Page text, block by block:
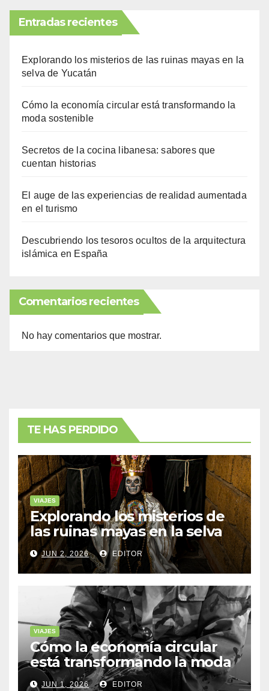
Entradas recientes
Explorando los misterios de las ruinas mayas en la
selva de Yucatán
Cómo la economía circular está transformando la
moda sostenible
Secretos de la cocina libanesa: sabores que
cuentan historias
El auge de las experiencias de realidad aumentada
en el turismo
Descubriendo los tesoros ocultos de la arquitectura
islámica en España
Comentarios recientes
No hay comentarios que mostrar.
TE HAS PERDIDO
VIAJES
Explorando los misterios de
las ruinas mayas en la selva
de Yucatán
JUN 2, 2026 EDITOR
VIAJES
Cómo la economía circular
está transformando la moda
sostenible
JUN 1, 2026 EDITOR